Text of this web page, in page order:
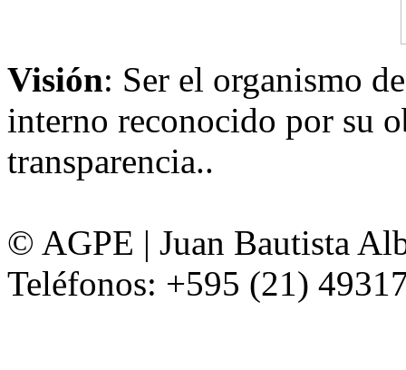
Visión: Ser el organismo
interno reconocido por su
transparencia..
© AGPE | Juan Bautista
Teléfonos: +595 (21)